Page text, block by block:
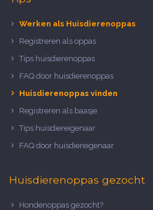
Werken als Huisdierenoppas
Registreren als oppas
Tips huisdierenoppas
FAQ door huisdierenoppas
Huisdierenoppas vinden
Registreren als baasje
Tips huisdiereigenaar
FAQ door huisdiereigenaar
Huisdierenoppas gezocht
Hondenoppas gezocht?